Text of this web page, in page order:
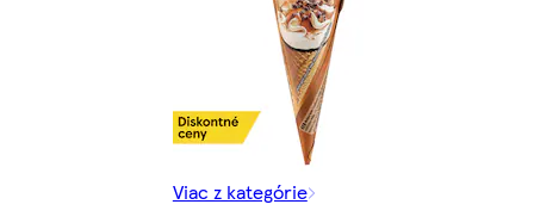
Viac z kategórie